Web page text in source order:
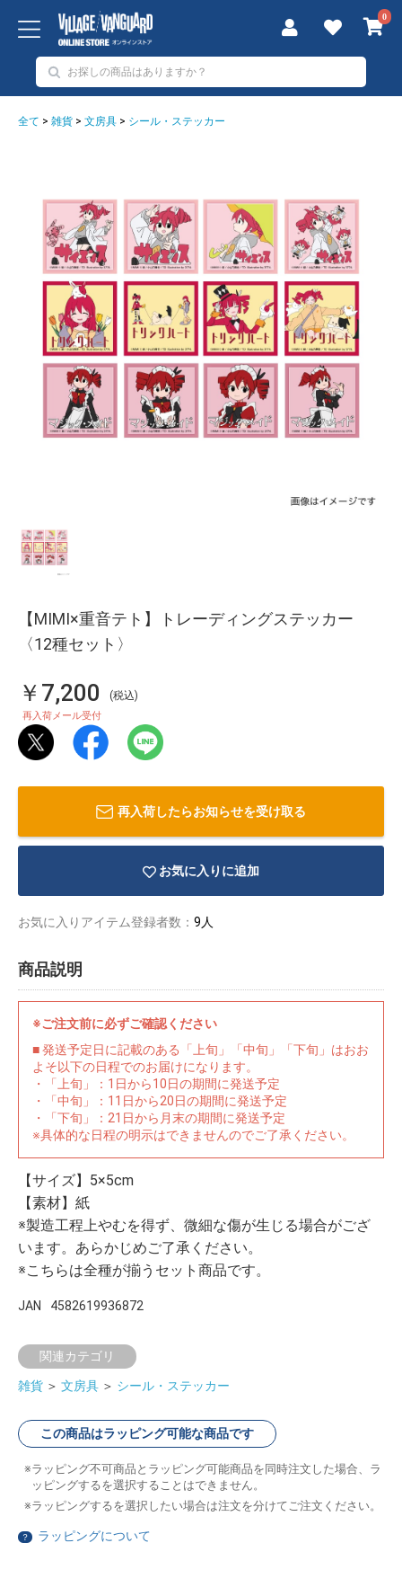
0
全て > 雑貨 > 文房具 > シール・ステッカー
【MIMI×重音テト】トレーディングステッカー
〈12種セット〉
￥7,200 (税込)
再入荷メール受付
再入荷したらお知らせを受け取る
お気に入りに追加
お気に入りアイテム登録者数： 9人
商品説明
※ご注文前に必ずご確認ください
■ 発送予定日に記載のある「上旬」「中旬」「下旬」はおお
よそ以下の日程でのお届けになります。
・「上旬」：1日から10日の期間に発送予定
・「中旬」：11日から20日の期間に発送予定
・「下旬」：21日から月末の期間に発送予定
※具体的な日程の明示はできませんのでご了承ください。
【サイズ】5×5cm
【素材】紙
※製造工程上やむを得ず、微細な傷が生じる場合がござ
います。あらかじめご了承ください。
※こちらは全種が揃うセット商品です。
JAN 4582619936872
関連カテゴリ
雑貨 ＞ 文房具 ＞ シール・ステッカー
この商品はラッピング可能な商品です
ラッピング不可商品とラッピング可能商品を同時注文した場合、ラ
ッピングするを選択することはできません。
ラッピングするを選択したい場合は注文を分けてご注文ください。
？ ラッピングについて
イラストレ
ーター
アダルトグ
ッズ